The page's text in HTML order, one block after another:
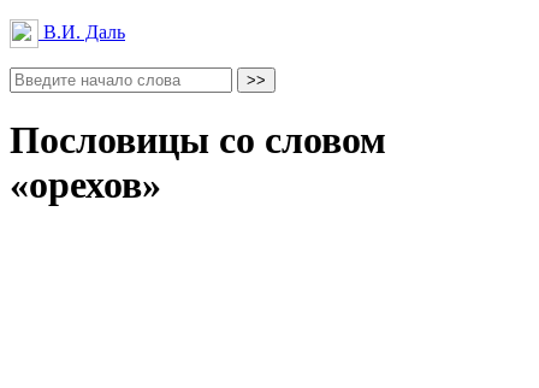
В.И. Даль
Пословицы со словом
«орехов»